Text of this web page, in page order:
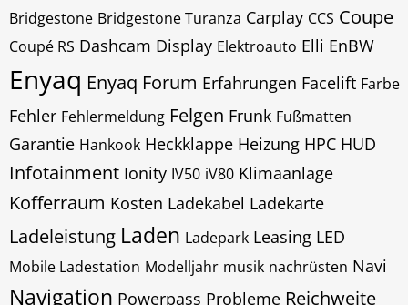
Bridgestone Bridgestone Turanza Carplay CCS Coupe
Coupé RS Dashcam Display Elektroauto Elli EnBW
Enyaq Enyaq Forum Erfahrungen Facelift Farbe
Fehler Fehlermeldung Felgen Frunk Fußmatten
Garantie Hankook Heckklappe Heizung HPC HUD
Infotainment Ionity IV50 iV80 Klimaanlage
Kofferraum Kosten Ladekabel Ladekarte
Ladeleistung Laden Ladepark Leasing LED
Mobile Ladestation Modelljahr musik nachrüsten Navi
Navigation Powerpass Probleme Reichweite